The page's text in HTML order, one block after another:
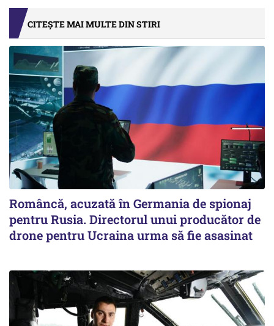
CITEȘTE MAI MULTE DIN STIRI
Româncă, acuzată în Germania de spionaj
pentru Rusia. Directorul unui producător de
drone pentru Ucraina urma să fie asasinat